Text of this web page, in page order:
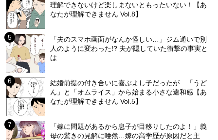
理解できないけど楽しまないともったいない！【あ
なたが理解できません Vol.8】
「夫のスマホ画面がなんか怪しい…」ジム通いで別
人のように変わった!? 夫が隠していた衝撃の事実と
は
結婚前提の付き合いに喜ぶよし子だったが…「うど
ん」と「オムライス」から始まる小さな違和感【あ
なたが理解できません Vol.5】
「嫁に問題があるから息子が目移りしたのよ！」義
母の驚きの見解に唖然…嫁の高学歴が原因だと主